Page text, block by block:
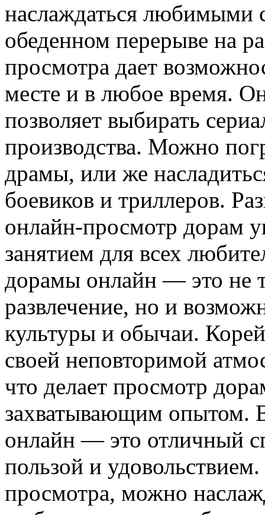
наслаждаться любимыми
обеденном перерыве на
просмотра дает
месте и в любое время.
позволяет выбирать
производства. Можно
драмы, или же
боевиков и триллеров.
онлайн-просмотр дорам
занятием для всех
дорамы онлайн — это не
развлечение, но и
культуры и обычаи.
своей неповторимой
что делает просмотр
захватывающим опытом.
онлайн — это отличный
пользой и
просмотра, можно